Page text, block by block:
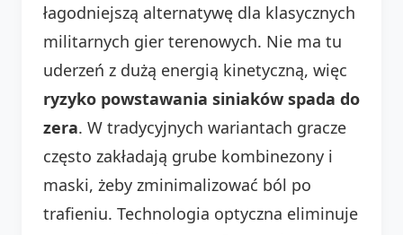
łagodniejszą alternatywę dla klasycznych
militarnych gier terenowych. Nie ma tu
uderzeń z dużą energią kinetyczną, więc
ryzyko powstawania siniaków spada do
zera. W tradycyjnych wariantach gracze
często zakładają grube kombinezony i
maski, żeby zminimalizować ból po
trafieniu. Technologia optyczna eliminuje